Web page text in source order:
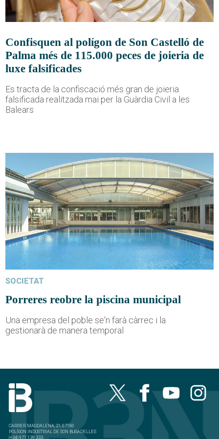
Confisquen al polígon de Son Castelló de
Palma més de 115.000 peces de joieria de
luxe falsificades
Es tracta de la confiscació més gran de joieria
falsificada realitzada mai per la Guàrdia Civil a les
Balears
SOCIETAT
Porreres reobre la piscina municipal
Una empresa del poble se'n farà càrrec i la
gestionarà de manera temporal
CARRER MAGDALENA, 21, 07180
POLÍGON INDUSTRIAL DE SON BUGADELLES
(+34) 971 139 333